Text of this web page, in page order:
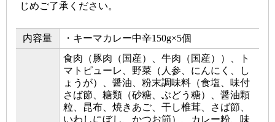
じめご了承ください。
内容量 ・キーマカレー中辛150g×5個
食肉（豚肉（国産）、牛肉（国産））、ト
マトピューレ、野菜（人参、にんにく、し
ょうが）、醤油、粉末調味料（食塩、味付
さば節、糖類（砂糖、ぶどう糖）、醤油顆
粒、昆布、焼きあご、干し椎茸、さば節、
いわしにぼし、かつお節）、カレー粉、味